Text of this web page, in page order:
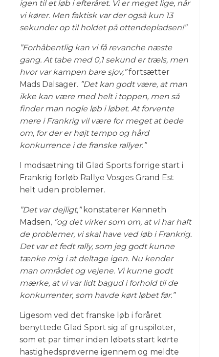
igen til et løb i efteråret. Vi er meget lige, når
vi kører. Men faktisk var der også kun 13
sekunder op til holdet på ottendepladsen!”
”Forhåbentlig kan vi få revanche næste
gang. At tabe med 0,1 sekund er træls, men
hvor var kampen bare sjov,”fortsætter
Mads Dalsager. ”Det kan godt være, at man
ikke kan være med helt i toppen, men så
finder man nogle løb i løbet. At forvente
mere i Frankrig vil være for meget at bede
om, for der er højt tempo og hård
konkurrence i de franske rallyer.”
I modsætning til Glad Sports forrige start i
Frankrig forløb Rallye Vosges Grand Est
helt uden problemer.
”Det var dejligt,”konstaterer Kenneth
Madsen, ”og det virker som om, at vi har haft
de problemer, vi skal have ved løb i Frankrig.
Det var et fedt rally, som jeg godt kunne
tænke mig i at deltage igen. Nu kender
man området og vejene. Vi kunne godt
mærke, at vi var lidt bagud i forhold til de
konkurrenter, som havde kørt løbet før.”
Ligesom ved det franske løb i foråret
benyttede Glad Sport sig af gruspiloter,
som et par timer inden løbets start kørte
hastighedsprøverne igennem og meldte